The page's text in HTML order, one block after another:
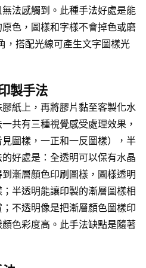
法感觸到。此種手法好處是能
色，圖樣和字樣不會掉色或磨
，搭配光線可產生文字圖樣光
製手法
紙上，再將膠片黏至客製化水
共有三種視覺感受處理效果，
圖樣，一正和一反圖樣），半
好處是：全透明可以保有水晶
漸層顏色印刷圖樣，圖樣透明
半透明能讓印製的漸層圖樣相
不透明像是把漸層顏色圖樣印
色彩度高。此手法缺點是隨著